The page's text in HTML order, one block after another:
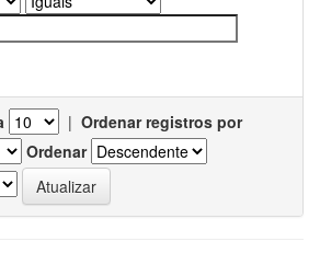
| Ordenar registros por
Ordenar